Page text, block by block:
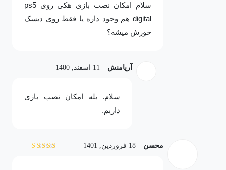
سلام امکان نصب بازی هکی روی ps5
digital هم وجود داره یا فقط روی دیسک
خورش میشه؟
آریامنش – 11 اسفند, 1400
سلام. بله امکان نصب بازی
داریم.
محسن – 18 فروردین, 1401